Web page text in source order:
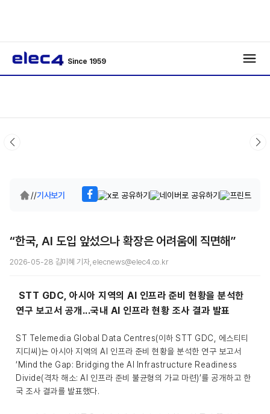
Since 1959
//기사보기
“한국, AI 도입 앞섰으나 확장은 어려움에 직면해”
2026-05-28 김미혜 기자, elecnews@elec4.co.kr
STT GDC, 아시아 지역의 AI 인프라 준비 현황을 분석한
연구 보고서 공개...국내 AI 인프라 현황 조사 결과 발표
ST Telemedia Global Data Centres(이하 STT GDC, 에스티티
지디씨)는 아시아 지역의 AI 인프라 준비 현황을 분석한 연구 보고서
‘Mind the Gap: Bridging the AI Infrastructure Readiness
Divide(격차 해소: AI 인프라 준비 불균형의 가교 마련)’를 공개하고 한
국 조사 결과를 발표했다.